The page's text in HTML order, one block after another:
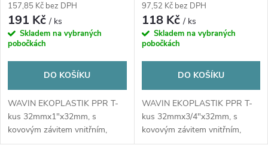
157,85 Kč bez DPH
191 Kč/ ks
Skladem na vybraných
pobočkách
DO KOŠÍKU
WAVIN EKOPLASTIK PPR T-
kus 32mmx1"x32mm, s
kovovým závitem vnitřním,
svařovací, voda, plast
97,52 Kč bez DPH
118 Kč/ ks
Skladem na vybraných
pobočkách
DO KOŠÍKU
WAVIN EKOPLASTIK PPR T-
kus 32mmx3/4"x32mm, s
kovovým závitem vnitřním,
svařovací, voda, plast